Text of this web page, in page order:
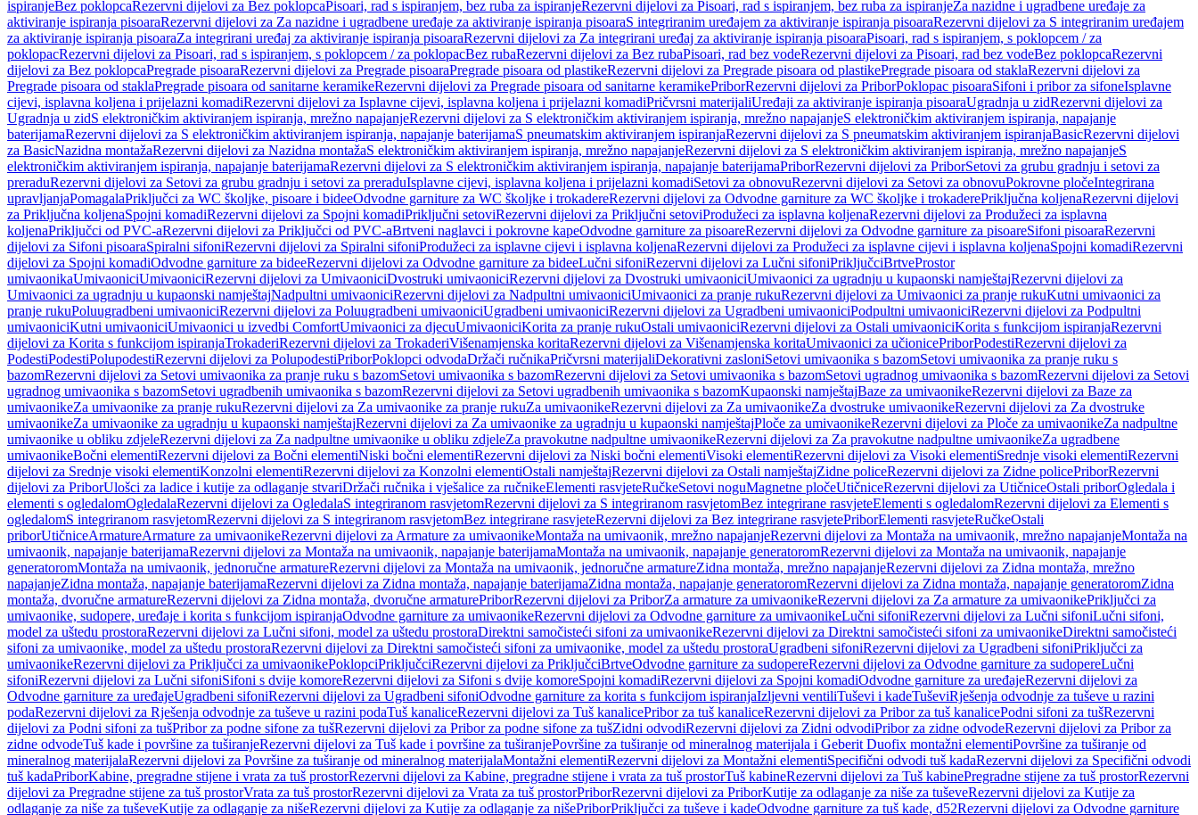
ispiranjeBez poklopcaRezervni dijelovi za Bez poklopcaPisoari, rad s ispiranjem, bez ruba za ispiranjeRezervni dijelovi za Pisoari, rad s ispiranjem, bez ruba za ispiranjeZa nazidne i ugradbene uređaje za
aktiviranje ispiranja pisoaraRezervni dijelovi za Za nazidne i ugradbene uređaje za aktiviranje ispiranja pisoaraS integriranim uređajem za aktiviranje ispiranja pisoaraRezervni dijelovi za S integriranim uređajem
za aktiviranje ispiranja pisoaraZa integrirani uređaj za aktiviranje ispiranja pisoaraRezervni dijelovi za Za integrirani uređaj za aktiviranje ispiranja pisoaraPisoari, rad s ispiranjem, s poklopcem / za
poklopacRezervni dijelovi za Pisoari, rad s ispiranjem, s poklopcem / za poklopacBez rubaRezervni dijelovi za Bez rubaPisoari, rad bez vodeRezervni dijelovi za Pisoari, rad bez vodeBez poklopcaRezervni
dijelovi za Bez poklopcaPregrade pisoaraRezervni dijelovi za Pregrade pisoaraPregrade pisoara od plastikeRezervni dijelovi za Pregrade pisoara od plastikePregrade pisoara od staklaRezervni dijelovi za
Pregrade pisoara od staklaPregrade pisoara od sanitarne keramikeRezervni dijelovi za Pregrade pisoara od sanitarne keramikePriborRezervni dijelovi za PriborPoklopac pisoaraSifoni i pribor za sifoneIsplavne
cijevi, isplavna koljena i prijelazni komadiRezervni dijelovi za Isplavne cijevi, isplavna koljena i prijelazni komadiPričvrsni materijaliUređaji za aktiviranje ispiranja pisoaraUgradnja u zidRezervni dijelovi za
Ugradnja u zidS elektroničkim aktiviranjem ispiranja, mrežno napajanjeRezervni dijelovi za S elektroničkim aktiviranjem ispiranja, mrežno napajanjeS elektroničkim aktiviranjem ispiranja, napajanje
baterijamaRezervni dijelovi za S elektroničkim aktiviranjem ispiranja, napajanje baterijamaS pneumatskim aktiviranjem ispiranjaRezervni dijelovi za S pneumatskim aktiviranjem ispiranjaBasicRezervni dijelovi
za BasicNazidna montažaRezervni dijelovi za Nazidna montažaS elektroničkim aktiviranjem ispiranja, mrežno napajanjeRezervni dijelovi za S elektroničkim aktiviranjem ispiranja, mrežno napajanjeS
elektroničkim aktiviranjem ispiranja, napajanje baterijamaRezervni dijelovi za S elektroničkim aktiviranjem ispiranja, napajanje baterijamaPriborRezervni dijelovi za PriborSetovi za grubu gradnju i setovi za
preraduRezervni dijelovi za Setovi za grubu gradnju i setovi za preraduIsplavne cijevi, isplavna koljena i prijelazni komadiSetovi za obnovuRezervni dijelovi za Setovi za obnovuPokrovne pločeIntegrirana
upravljanjaPomagalaPriključci za WC školjke, pisoare i bideeOdvodne garniture za WC školjke i trokadereRezervni dijelovi za Odvodne garniture za WC školjke i trokaderePriključna koljenaRezervni dijelovi
za Priključna koljenaSpojni komadiRezervni dijelovi za Spojni komadiPriključni setoviRezervni dijelovi za Priključni setoviProdužeci za isplavna koljenaRezervni dijelovi za Produžeci za isplavna
koljenaPriključci od PVC-aRezervni dijelovi za Priključci od PVC-aBrtveni naglavci i pokrovne kapeOdvodne garniture za pisoareRezervni dijelovi za Odvodne garniture za pisoareSifoni pisoaraRezervni
dijelovi za Sifoni pisoaraSpiralni sifoniRezervni dijelovi za Spiralni sifoniProdužeci za isplavne cijevi i isplavna koljenaRezervni dijelovi za Produžeci za isplavne cijevi i isplavna koljenaSpojni komadiRezervni
dijelovi za Spojni komadiOdvodne garniture za bideeRezervni dijelovi za Odvodne garniture za bideeLučni sifoniRezervni dijelovi za Lučni sifoniPriključciBrtveProstor
umivaonikaUmivaoniciUmivaoniciRezervni dijelovi za UmivaoniciDvostruki umivaoniciRezervni dijelovi za Dvostruki umivaoniciUmivaonici za ugradnju u kupaonski namještajRezervni dijelovi za
Umivaonici za ugradnju u kupaonski namještajNadpultni umivaoniciRezervni dijelovi za Nadpultni umivaoniciUmivaonici za pranje rukuRezervni dijelovi za Umivaonici za pranje rukuKutni umivaonici za
pranje rukuPoluugradbeni umivaoniciRezervni dijelovi za Poluugradbeni umivaoniciUgradbeni umivaoniciRezervni dijelovi za Ugradbeni umivaoniciPodpultni umivaoniciRezervni dijelovi za Podpultni
umivaoniciKutni umivaoniciUmivaonici u izvedbi ComfortUmivaonici za djecuUmivaoniciKorita za pranje rukuOstali umivaoniciRezervni dijelovi za Ostali umivaoniciKorita s funkcijom ispiranjaRezervni
dijelovi za Korita s funkcijom ispiranjaTrokaderiRezervni dijelovi za TrokaderiVišenamjenska koritaRezervni dijelovi za Višenamjenska koritaUmivaonici za učionicePriborPodestiRezervni dijelovi za
PodestiPodestiPolupodestiRezervni dijelovi za PolupodestiPriborPoklopci odvodaDržači ručnikaPričvrsni materijaliDekorativni zasloniSetovi umivaonika s bazomSetovi umivaonika za pranje ruku s
bazomRezervni dijelovi za Setovi umivaonika za pranje ruku s bazomSetovi umivaonika s bazomRezervni dijelovi za Setovi umivaonika s bazomSetovi ugradnog umivaonika s bazomRezervni dijelovi za Setovi
ugradnog umivaonika s bazomSetovi ugradbenih umivaonika s bazomRezervni dijelovi za Setovi ugradbenih umivaonika s bazomKupaonski namještajBaze za umivaonikeRezervni dijelovi za Baze za
umivaonikeZa umivaonike za pranje rukuRezervni dijelovi za Za umivaonike za pranje rukuZa umivaonikeRezervni dijelovi za Za umivaonikeZa dvostruke umivaonikeRezervni dijelovi za Za dvostruke
umivaonikeZa umivaonike za ugradnju u kupaonski namještajRezervni dijelovi za Za umivaonike za ugradnju u kupaonski namještajPloče za umivaonikeRezervni dijelovi za Ploče za umivaonikeZa nadpultne
umivaonike u obliku zdjeleRezervni dijelovi za Za nadpultne umivaonike u obliku zdjeleZa pravokutne nadpultne umivaonikeRezervni dijelovi za Za pravokutne nadpultne umivaonikeZa ugradbene
umivaonikeBočni elementiRezervni dijelovi za Bočni elementiNiski bočni elementiRezervni dijelovi za Niski bočni elementiVisoki elementiRezervni dijelovi za Visoki elementiSrednje visoki elementiRezervni
dijelovi za Srednje visoki elementiKonzolni elementiRezervni dijelovi za Konzolni elementiOstali namještajRezervni dijelovi za Ostali namještajZidne policeRezervni dijelovi za Zidne policePriborRezervni
dijelovi za PriborUlošci za ladice i kutije za odlaganje stvariDržači ručnika i vješalice za ručnikeElementi rasvjeteRučkeSetovi noguMagnetne pločeUtičniceRezervni dijelovi za UtičniceOstali priborOgledala i
elementi s ogledalomOgledalaRezervni dijelovi za OgledalaS integriranom rasvjetomRezervni dijelovi za S integriranom rasvjetomBez integrirane rasvjeteElementi s ogledalomRezervni dijelovi za Elementi s
ogledalomS integriranom rasvjetomRezervni dijelovi za S integriranom rasvjetomBez integrirane rasvjeteRezervni dijelovi za Bez integrirane rasvjetePriborElementi rasvjeteRučkeOstali
priborUtičniceArmatureArmature za umivaonikeRezervni dijelovi za Armature za umivaonikeMontaža na umivaonik, mrežno napajanjeRezervni dijelovi za Montaža na umivaonik, mrežno napajanjeMontaža na
umivaonik, napajanje baterijamaRezervni dijelovi za Montaža na umivaonik, napajanje baterijamaMontaža na umivaonik, napajanje generatoromRezervni dijelovi za Montaža na umivaonik, napajanje
generatoromMontaža na umivaonik, jednoručne armatureRezervni dijelovi za Montaža na umivaonik, jednoručne armatureZidna montaža, mrežno napajanjeRezervni dijelovi za Zidna montaža, mrežno
napajanjeZidna montaža, napajanje baterijamaRezervni dijelovi za Zidna montaža, napajanje baterijamaZidna montaža, napajanje generatoromRezervni dijelovi za Zidna montaža, napajanje generatoromZidna
montaža, dvoručne armatureRezervni dijelovi za Zidna montaža, dvoručne armaturePriborRezervni dijelovi za PriborZa armature za umivaonikeRezervni dijelovi za Za armature za umivaonikePriključci za
umivaonike, sudopere, uređaje i korita s funkcijom ispiranjaOdvodne garniture za umivaonikeRezervni dijelovi za Odvodne garniture za umivaonikeLučni sifoniRezervni dijelovi za Lučni sifoniLučni sifoni,
model za uštedu prostoraRezervni dijelovi za Lučni sifoni, model za uštedu prostoraDirektni samočisteći sifoni za umivaonikeRezervni dijelovi za Direktni samočisteći sifoni za umivaonikeDirektni samočisteći
sifoni za umivaonike, model za uštedu prostoraRezervni dijelovi za Direktni samočisteći sifoni za umivaonike, model za uštedu prostoraUgradbeni sifoniRezervni dijelovi za Ugradbeni sifoniPriključci za
umivaonikeRezervni dijelovi za Priključci za umivaonikePoklopciPriključciRezervni dijelovi za PriključciBrtveOdvodne garniture za sudopereRezervni dijelovi za Odvodne garniture za sudopereLučni
sifoniRezervni dijelovi za Lučni sifoniSifoni s dvije komoreRezervni dijelovi za Sifoni s dvije komoreSpojni komadiRezervni dijelovi za Spojni komadiOdvodne garniture za uređajeRezervni dijelovi za
Odvodne garniture za uređajeUgradbeni sifoniRezervni dijelovi za Ugradbeni sifoniOdvodne garniture za korita s funkcijom ispiranjaIzljevni ventiliTuševi i kadeTuševiRješenja odvodnje za tuševe u razini
podaRezervni dijelovi za Rješenja odvodnje za tuševe u razini podaTuš kanaliceRezervni dijelovi za Tuš kanalicePribor za tuš kanaliceRezervni dijelovi za Pribor za tuš kanalicePodni sifoni za tušRezervni
dijelovi za Podni sifoni za tušPribor za podne sifone za tušRezervni dijelovi za Pribor za podne sifone za tušZidni odvodiRezervni dijelovi za Zidni odvodiPribor za zidne odvodeRezervni dijelovi za Pribor za
zidne odvodeTuš kade i površine za tuširanjeRezervni dijelovi za Tuš kade i površine za tuširanjePovršine za tuširanje od mineralnog materijala i Geberit Duofix montažni elementiPovršine za tuširanje od
mineralnog materijalaRezervni dijelovi za Površine za tuširanje od mineralnog materijalaMontažni elementiRezervni dijelovi za Montažni elementiSpecifični odvodi tuš kadaRezervni dijelovi za Specifični odvodi
tuš kadaPriborKabine, pregradne stijene i vrata za tuš prostorRezervni dijelovi za Kabine, pregradne stijene i vrata za tuš prostorTuš kabineRezervni dijelovi za Tuš kabinePregradne stijene za tuš prostorRezervni
dijelovi za Pregradne stijene za tuš prostorVrata za tuš prostorRezervni dijelovi za Vrata za tuš prostorPriborRezervni dijelovi za PriborKutije za odlaganje za niše za tuševeRezervni dijelovi za Kutije za
odlaganje za niše za tuševeKutije za odlaganje za nišeRezervni dijelovi za Kutije za odlaganje za nišePriborPriključci za tuševe i kadeOdvodne garniture za tuš kade, d52Rezervni dijelovi za Odvodne garniture